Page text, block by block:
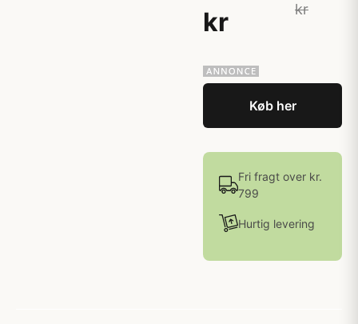
kr
kr
Køb her
Fri fragt over kr.
799
Hurtig levering